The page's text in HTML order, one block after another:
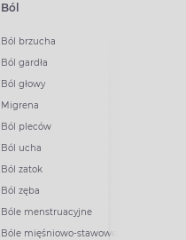
Ból
Ból brzucha
Ból gardła
Ból głowy
Migrena
Ból pleców
Ból ucha
Ból zatok
Ból zęba
Bóle menstruacyjne
Bóle mięśniowo-stawowe